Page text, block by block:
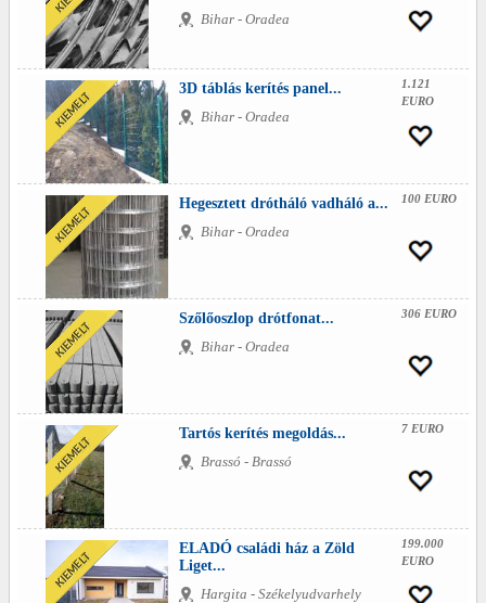
Bihar - Oradea
3D táblás kerítés panel...
Bihar - Oradea
1.121
EURO
Hegesztett drótháló vadháló a...
Bihar - Oradea
100 EURO
Szőlőoszlop drótfonat...
Bihar - Oradea
306 EURO
Tartós kerítés megoldás...
Brassó - Brassó
7 EURO
ELADÓ családi ház a Zöld
Liget...
Hargita - Székelyudvarhely
199.000
EURO